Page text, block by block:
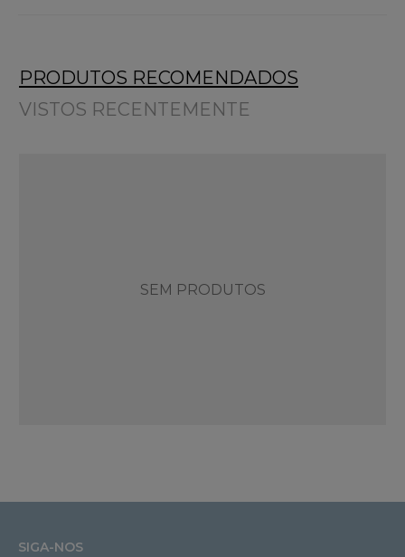
PRODUTOS RECOMENDADOS
VISTOS RECENTEMENTE
SEM PRODUTOS
SIGA-NOS